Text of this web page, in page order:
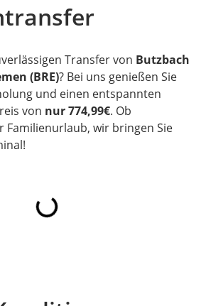
Transfer von Butzbach
(BRE)? Bei uns genießen Sie
und einen entspannten
von nur 774,99€. Ob
Familienurlaub, wir bringen Sie